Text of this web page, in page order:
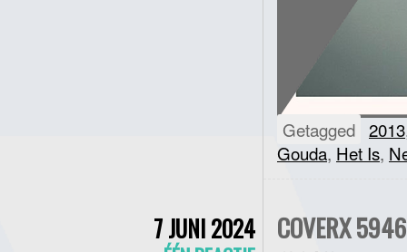
Getagged 2013
Gouda, Het Is,
7 JUNI 2024
COVERX